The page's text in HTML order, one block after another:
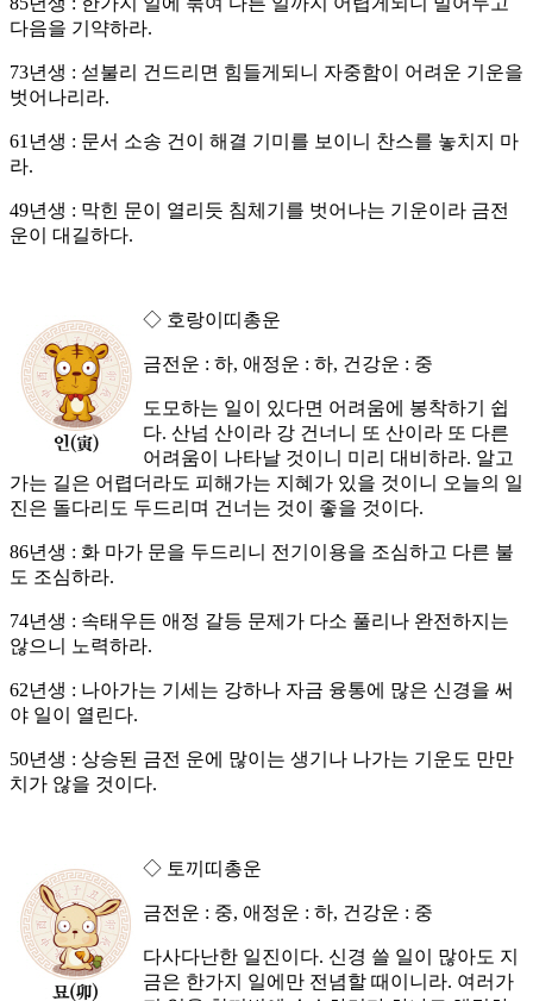
다음을 기약하라.
73년생 : 섣불리 건드리면 힘들게되니 자중함이 어려운 기운을
벗어나리라.
61년생 : 문서 소송 건이 해결 기미를 보이니 찬스를 놓치지 마
라.
49년생 : 막힌 문이 열리듯 침체기를 벗어나는 기운이라 금전
운이 대길하다.
◇ 호랑이띠총운
금전운 : 하, 애정운 : 하, 건강운 : 중
도모하는 일이 있다면 어려움에 봉착하기 쉽
다. 산넘 산이라 강 건너니 또 산이라 또 다른
어려움이 나타날 것이니 미리 대비하라. 알고
가는 길은 어렵더라도 피해가는 지혜가 있을 것이니 오늘의 일
진은 돌다리도 두드리며 건너는 것이 좋을 것이다.
86년생 : 화 마가 문을 두드리니 전기이용을 조심하고 다른 불
도 조심하라.
74년생 : 속태우든 애정 갈등 문제가 다소 풀리나 완전하지는
않으니 노력하라.
62년생 : 나아가는 기세는 강하나 자금 융통에 많은 신경을 써
야 일이 열린다.
50년생 : 상승된 금전 운에 많이는 생기나 나가는 기운도 만만
치가 않을 것이다.
◇ 토끼띠총운
금전운 : 중, 애정운 : 하, 건강운 : 중
다사다난한 일진이다. 신경 쓸 일이 많아도 지
금은 한가지 일에만 전념할 때이니라. 여러가